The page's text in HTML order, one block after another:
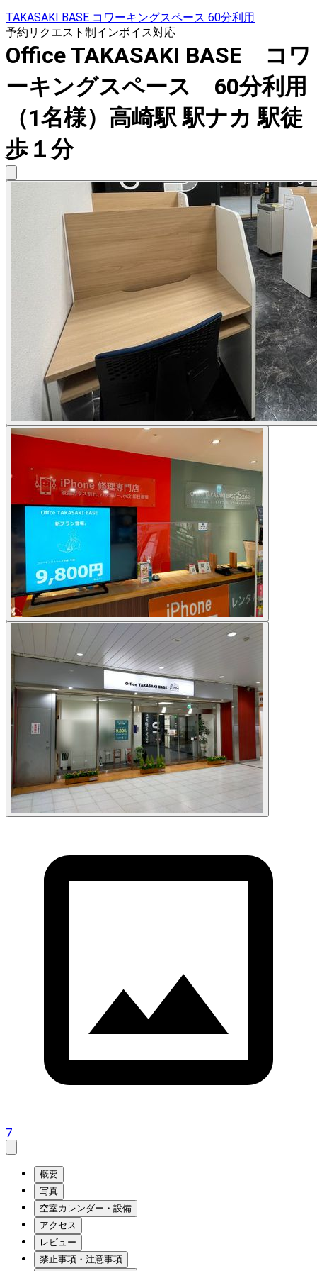
TAKASAKI BASE コワーキングスペース 60分利用
予約リクエスト制インボイス対応
Office TAKASAKI BASE コワ
ーキングスペース 60分利用
（1名様）高崎駅 駅ナカ 駅徒
歩１分
7
概要
写真
空室カレンダー・設備
アクセス
レビュー
禁止事項・注意事項